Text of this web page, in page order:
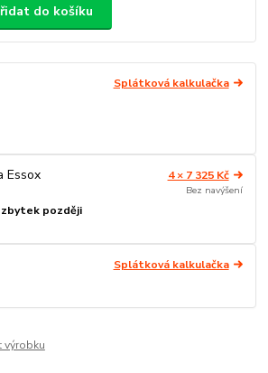
do košíku
Splátková kalkulačka
4 × 7 325 Kč
Bez navýšení
zbytek později
Splátková kalkulačka
výrobku